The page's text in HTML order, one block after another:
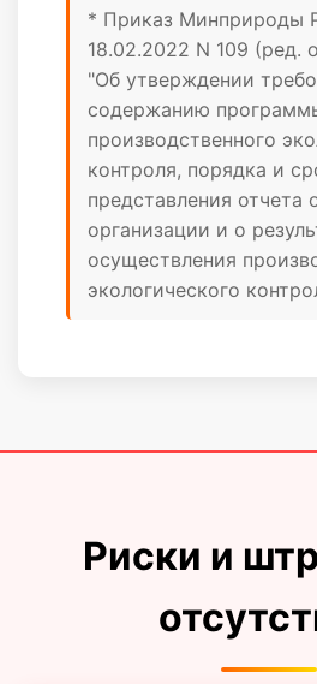
* Приказ Минприроды
18.02.2022 N 109 (ред.
"Об утверждении
содержанию
производственного
контроля, порядка и
представления отчета
организации и о
осуществления
экологического
Риски и